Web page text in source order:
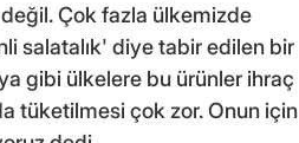
Çok fazla ülkemizde
salatalık' diye tabir edilen bir
gibi ülkelere bu ürünler ihraç
tüketilmesi çok zor. Onun için